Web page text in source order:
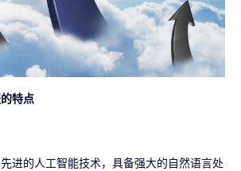
特点
进的人工智能技术，具备强大的自然语言处